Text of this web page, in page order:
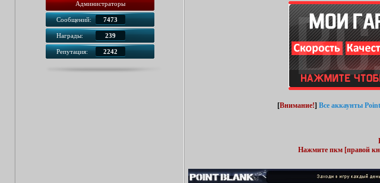
Администраторы
Сообщений: 7473
Награды: 239
Репутация: 2242
[Внимание!] Все аккаунты
Нажмите пкм [правой